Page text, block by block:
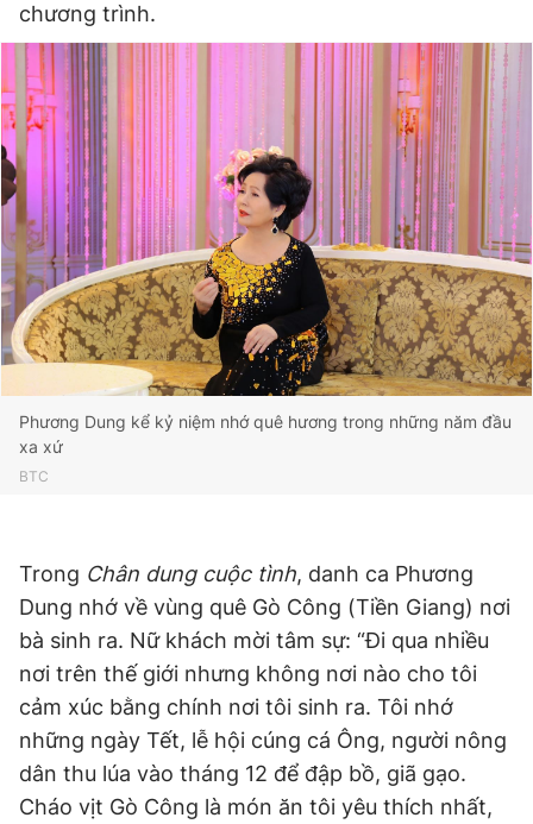
chương trình.
Phương Dung kể kỷ niệm nhớ quê hương trong những năm đầu
xa xứ
BTC
Trong Chân dung cuộc tình, danh ca Phương
Dung nhớ về vùng quê Gò Công (Tiền Giang) nơi
bà sinh ra. Nữ khách mời tâm sự: “Đi qua nhiều
nơi trên thế giới nhưng không nơi nào cho tôi
cảm xúc bằng chính nơi tôi sinh ra. Tôi nhớ
những ngày Tết, lễ hội cúng cá Ông, người nông
dân thu lúa vào tháng 12 để đập bồ, giã gạo.
Cháo vịt Gò Công là món ăn tôi yêu thích nhất,